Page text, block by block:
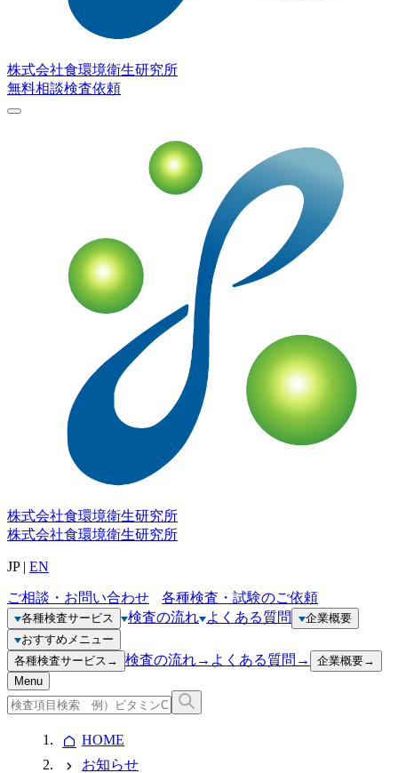
株式会社食環境衛生研究所
無料相談検査依頼
株式会社食環境衛生研究所
株式会社食環境衛生研究所
JP| EN
ご相談・お問い合わせ 各種検査・試験のご依頼
各種検査サービス 検査の流れ よくある質問
企業概要
おすすめメニュー
各種検査サービス → 検査の流れ→ よくある質問 → 企業概要→
Menu
HOME
お知らせ